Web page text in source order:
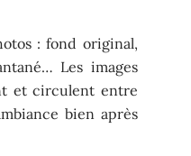
: fond original,
Les images
et circulent entre
bien après